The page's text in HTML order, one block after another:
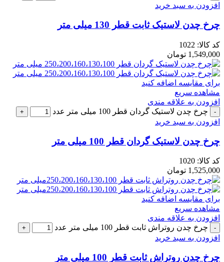
افزودن به سبد خرید
چرخ چدن لاستیک ثابت قطر 130 میلی متر
کد کالا: 1022
1,549,000 تومان
برای مقایسه اضافه کنید
مشاهده سریع
افزودن به علاقه مندی
چرخ چدن لاستیک گردان قطر 100 میلی متر عدد
افزودن به سبد خرید
چرخ چدن لاستیک گردان قطر 100 میلی متر
کد کالا: 1020
1,525,000 تومان
برای مقایسه اضافه کنید
مشاهده سریع
افزودن به علاقه مندی
چرخ چدن روتراش ثابت قطر 100 میلی متر عدد
افزودن به سبد خرید
چرخ چدن روتراش ثابت قطر 100 میلی متر